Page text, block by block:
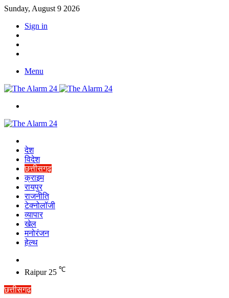
Sunday, August 9 2026
Sign in
Menu
देश
विदेश
छत्तीसगढ़
क्राइम
रायपुर
राजनीति
टेक्नोलॉजी
व्यापार
खेल
मनोरंजन
हेल्थ
skin
Raipur 25 ℃
छत्तीसगढ़